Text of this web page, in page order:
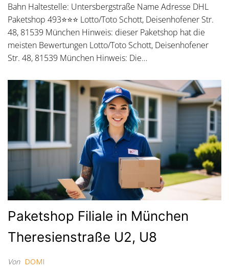
Bahn Haltestelle: Untersbergstraße Name Adresse DHL
Paketshop 493⭐⭐⭐ Lotto/Toto Schott, Deisenhofener Str.
48, 81539 München Hinweis: dieser Paketshop hat die
meisten Bewertungen Lotto/Toto Schott, Deisenhofener
Str. 48, 81539 München Hinweis: Die…
Paketshop Filiale in München
Theresienstraße U2, U8
Von DOMI